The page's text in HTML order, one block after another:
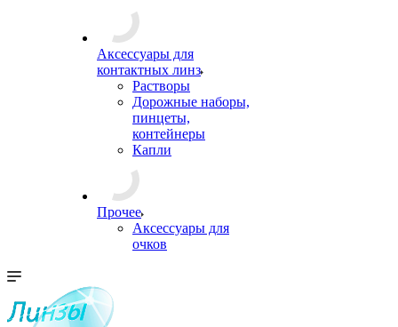
Аксессуары для
контактных линз
Растворы
Дорожные наборы,
пинцеты,
контейнеры
Капли
Прочее
Аксессуары для
очков